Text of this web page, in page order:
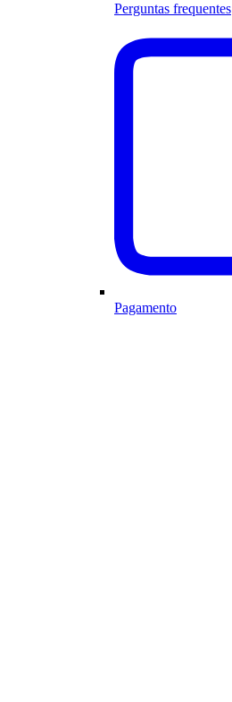
Perguntas frequentes
Pagamento